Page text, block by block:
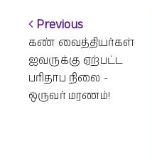
Previous
கண் வைத்தியர்கள்
ஐவருக்கு ஏற்பட்ட
பரிதாப நிலை -
ஒருவர் மரணம்!